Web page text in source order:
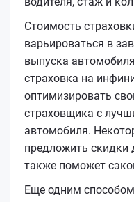
Стоимость
варьироваться в
выпуска
страховка на
оптимизировать
страховщика с
автомобиля.
предложить скидки
также поможет
Еще одним